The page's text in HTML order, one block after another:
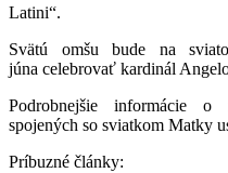
Latini“.
Svätú omšu bude na
júna celebrovať kardinál
Podrobnejšie informácie o
spojených so sviatkom Matky
Príbuzné články: